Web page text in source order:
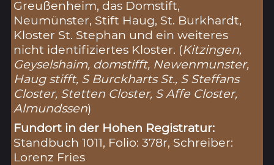
Greußenheim, das Domstift,
Neumünster, Stift Haug, St. Burkhardt,
Kloster St. Stephan und ein weiteres
nicht identifiziertes Kloster. (Kitzingen,
Geyselshaim, domstifft, Newenmunster,
Haug stifft, S Burckharts St., S Steffans
Closter, Stetten Closter, S Affe Closter,
Almundssen)
Fundort in der Hohen Registratur:
Standbuch 1011, Folio: 378r, Schreiber:
Lorenz Fries